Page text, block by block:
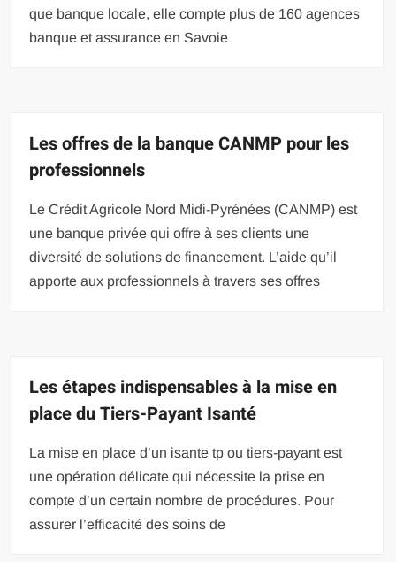
que banque locale, elle compte plus de 160 agences
banque et assurance en Savoie
Les offres de la banque CANMP pour les
professionnels
Le Crédit Agricole Nord Midi-Pyrénées (CANMP) est
une banque privée qui offre à ses clients une
diversité de solutions de financement. L’aide qu’il
apporte aux professionnels à travers ses offres
Les étapes indispensables à la mise en
place du Tiers-Payant Isanté
La mise en place d’un isante tp ou tiers-payant est
une opération délicate qui nécessite la prise en
compte d’un certain nombre de procédures. Pour
assurer l’efficacité des soins de